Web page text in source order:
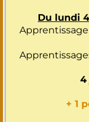
Du lundi
4
+ 1